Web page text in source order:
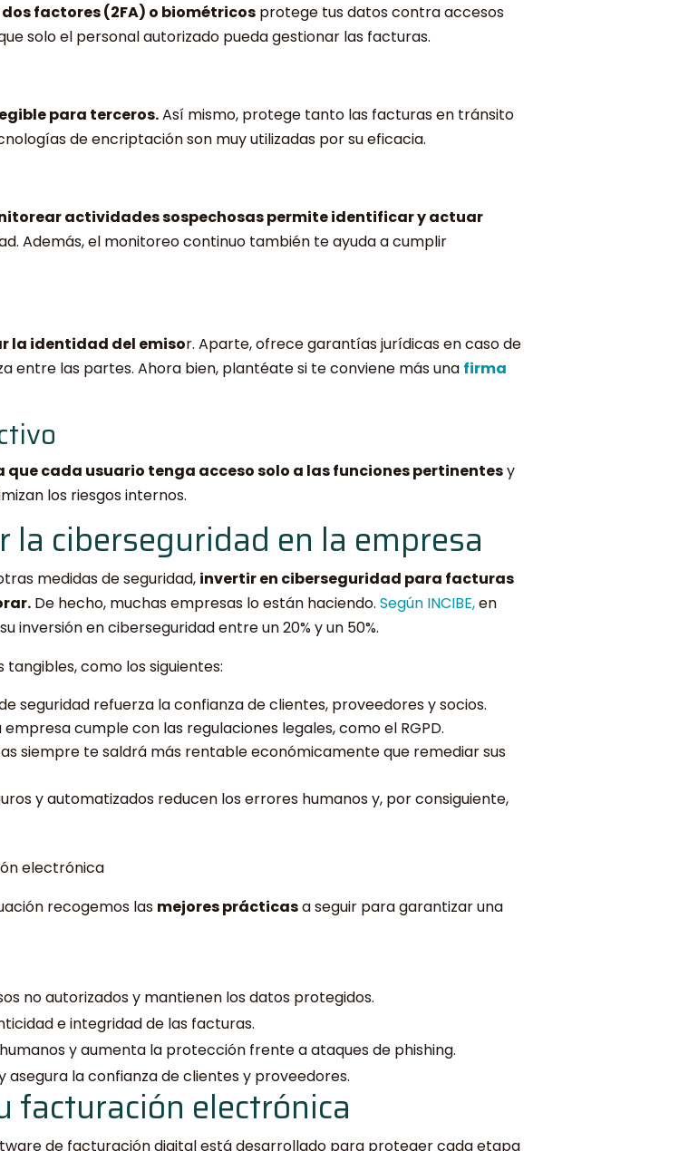
factores (2FA) o biométricos protege tus datos contra accesos
solo el personal autorizado pueda gestionar las facturas.
para terceros.Así mismo, protege tanto las facturas en tránsito
de encriptación son muy utilizadas por su eficacia.
actividades sospechosas permite identificar y actuar
Además, el monitoreo continuo también te ayuda a cumplir
la identidad del emisor. Aparte, ofrece garantías jurídicas en caso de
entre las partes. Ahora bien, plantéate si te conviene más una firma
cada usuario tenga acceso solo a las funciones pertinentesy
los riesgos internos.
ciberseguridad en la empresa
medidas de seguridad, invertir en ciberseguridad para facturas
De hecho, muchas empresas lo están haciendo. Según INCIBE,en
inversión en ciberseguridad entre un 20% y un 50%.
como los siguientes:
seguridad refuerza la confianza de clientes, proveedores y socios.
empresa cumple con las regulaciones legales, como el RGPD.
siempre te saldrá más rentable económicamente que remediar sus
y automatizados reducen los errores humanos y, por consiguiente,
electrónica
recogemos las mejores prácticasa seguir para garantizar una
no autorizados y mantienen los datos protegidos.
e integridad de las facturas.
y aumenta la protección frente a ataques de phishing.
asegura la confianza de clientes y proveedores.
facturación electrónica
de facturación digital está desarrollado para proteger cada etapa